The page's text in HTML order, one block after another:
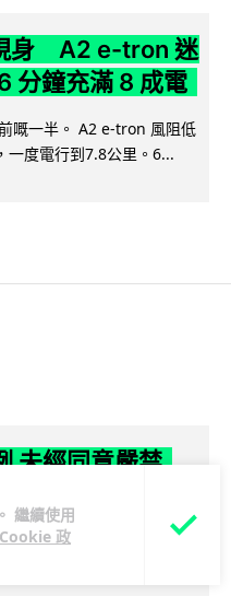
繼續使用
Cookie 政
身 A2 e-tron 迷
鐘充滿 8 成電
嘅一半。 A2 e-tron 風阻低
一度電行到7.8公里。6...
未經同意嚴禁
罰 345 萬
面禁止企業未經消費者同意
制轉為「opt-in」先徵同意